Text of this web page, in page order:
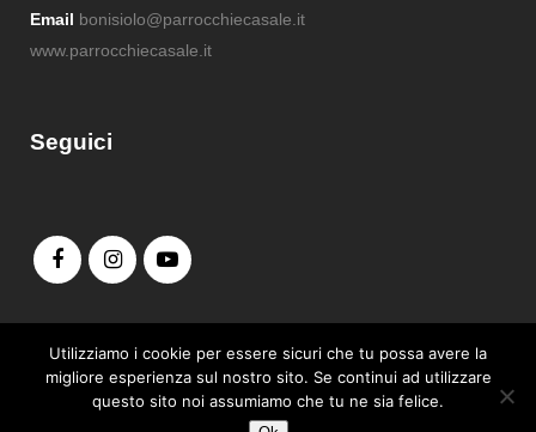
Email bonisiolo@parrocchiecasale.it
www.parrocchiecasale.it
Seguici
Utilizziamo i cookie per essere sicuri che tu possa avere la
migliore esperienza sul nostro sito. Se continui ad utilizzare
questo sito noi assumiamo che tu ne sia felice.